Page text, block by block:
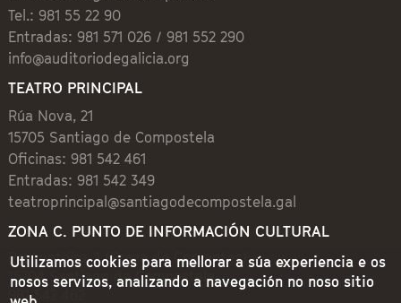
Tel.: 981 55 22 90
Entradas: 981 571 026 / 981 552 290
info@auditoriodegalicia.org
TEATRO PRINCIPAL
Rúa Nova, 21
15705 Santiago de Compostela
Oficinas: 981 542 461
Entradas: 981 542 349
teatroprincipal@santiagodecompostela.gal
ZONA C. PUNTO DE INFORMACIÓN CULTURAL
Preguntoiro, 1 (Praza de Cervantes)
15704 Santiago de Compostela
981 542 462
Utilizamos cookies para mellorar a súa experiencia e os
nosos servizos, analizando a navegación no noso sitio